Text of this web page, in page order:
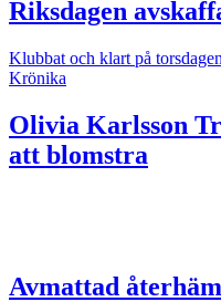
Riksdagen
Klubbat och klart på
Krönika
Olivia Karlsson
att blomstra
Avmattad